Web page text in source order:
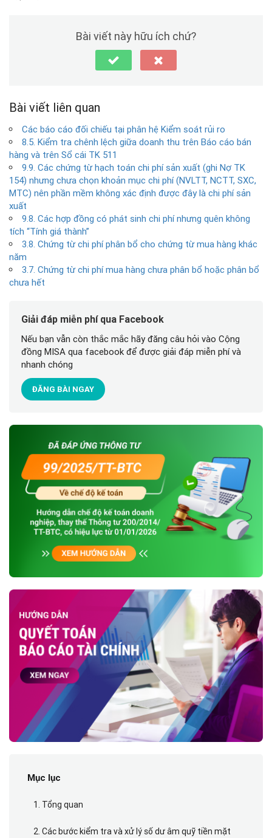
Bài viết này hữu ích chứ?
Bài viết liên quan
Các báo cáo đối chiếu tại phân hệ Kiểm soát rủi ro
8.5. Kiểm tra chênh lệch giữa doanh thu trên Báo cáo bán
hàng và trên Sổ cái TK 511
9.9. Các chứng từ hạch toán chi phí sản xuất (ghi Nợ TK
154) nhưng chưa chọn khoản mục chi phí (NVLTT, NCTT, SXC,
MTC) nên phần mềm không xác định được đây là chi phí sản
xuất
9.8. Các hợp đồng có phát sinh chi phí nhưng quên không
tích “Tính giá thành”
3.8. Chứng từ chi phí phân bổ cho chứng từ mua hàng khác
năm
3.7. Chứng từ chi phí mua hàng chưa phân bổ hoặc phân bổ
chưa hết
Giải đáp miễn phí qua Facebook
Nếu bạn vẫn còn thắc mắc hãy đăng câu hỏi vào Cộng
đồng MISA qua facebook để được giải đáp miễn phí và
nhanh chóng
ĐĂNG BÀI NGAY
Mục lục
1. Tổng quan
2. Các bước kiểm tra và xử lý số dư âm quỹ tiền mặt